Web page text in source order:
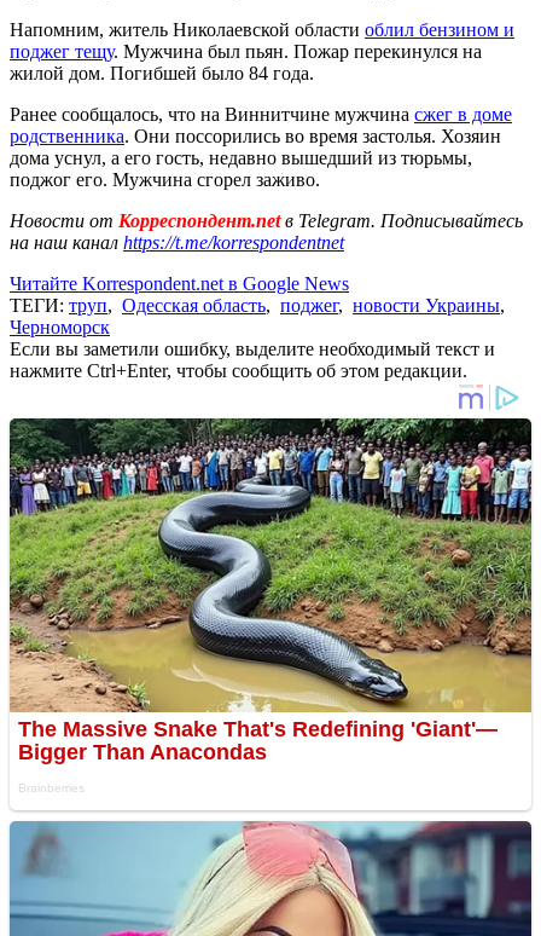
Напомним, житель Николаевской области облил бензином и
поджег тещу. Мужчина был пьян. Пожар перекинулся на
жилой дом. Погибшей было 84 года.
Ранее сообщалось, что на Виннитчине мужчина сжег в доме
родственника. Они поссорились во время застолья. Хозяин
дома уснул, а его гость, недавно вышедший из тюрьмы,
поджог его. Мужчина сгорел заживо.
Новости от Корреспондент.netв Telegram. Подписывайтесь
на наш канал https://t.me/korrespondentnet
Читайте Korrespondent.net в Google News
ТЕГИ: труп, Одесская область, поджег, новости Украины,
Черноморск
Если вы заметили ошибку, выделите необходимый текст и
нажмите Ctrl+Enter, чтобы сообщить об этом редакции.